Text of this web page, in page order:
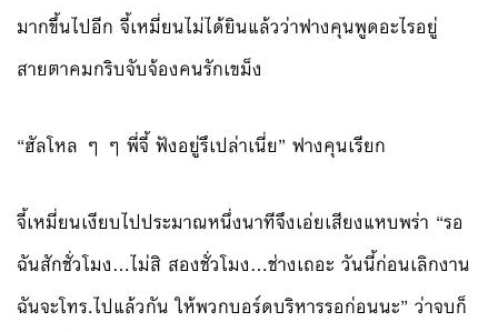
มากขึ้นไปอีก จี้เหมี่ยนไม่ได้ยินแล้วว่าฟางคุนพูดอะไรอยู่
สายตาคมกริบจับจ้องคนรักเขม็ง
“ฮัลโหล ๆ ๆ พี่จี้ ฟังอยู่รึเปล่าเนี่ย” ฟางคุนเรียก
จี้เหมี่ยนเงียบไปประมาณหนึ่งนาทีจึงเอ่ยเสียงแหบพร่า “รอ
ฉันสักชั่วโมง…ไม่สิ สองชั่วโมง…ช่างเถอะ วันนี้ก่อนเลิกงาน
ฉันจะโทร.ไปแล้วกัน ให้พวกบอร์ดบริหารรอก่อนนะ” ว่าจบก็